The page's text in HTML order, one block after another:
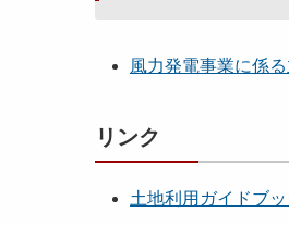
風力発電事業に係
リンク
土地利用ガイドブッ